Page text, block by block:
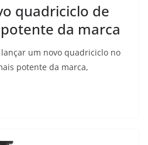
quadriciclo de
da marca
um novo quadriciclo no
potente da marca,